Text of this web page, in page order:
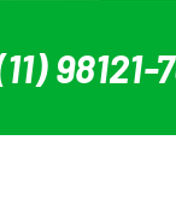
98121-